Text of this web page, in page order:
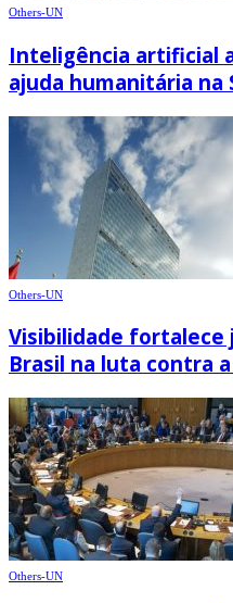
Others-UN
Inteligência artificial
ajuda humanitária na
Others-UN
Visibilidade fortalece
Brasil na luta contra
Others-UN